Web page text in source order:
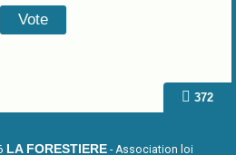
372
LA FORESTIERE- Association loi